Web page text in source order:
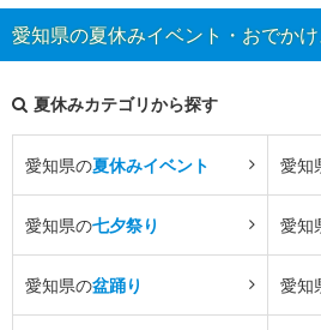
愛知県の夏休みイベント・おでか
夏休みカテゴリから探す
愛知県の夏休みイベント 愛知
愛知県の七夕祭り 愛知
愛知県の盆踊り 愛知